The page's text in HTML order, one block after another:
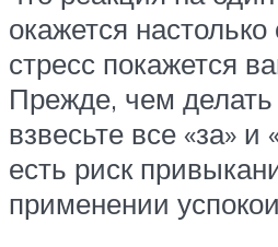
окажется
стресс покажется
Прежде, чем
взвесьте все «за» и
есть риск
применении